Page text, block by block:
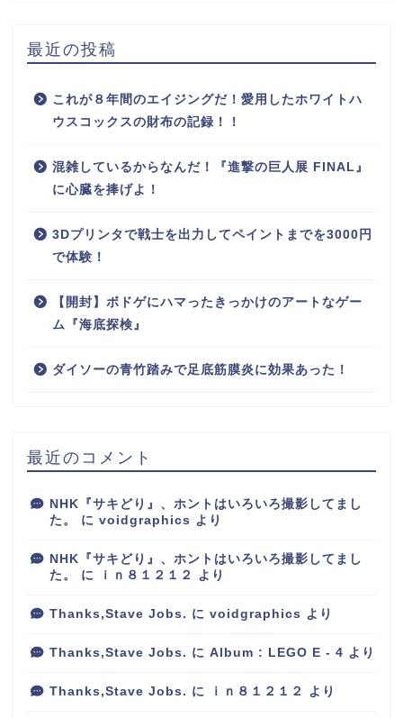
最近の投稿
これが８年間のエイジングだ！愛用したホワイトハ
ウスコックスの財布の記録！！
混雑しているからなんだ！『進撃の巨人展 FINAL』
に心臓を捧げよ！
3Dプリンタで戦士を出力してペイントまでを3000円
で体験！
【開封】ボドゲにハマったきっかけのアートなゲー
ム『海底探検』
ダイソーの青竹踏みで足底筋膜炎に効果あった！
最近のコメント
NHK『サキどり』、ホントはいろいろ撮影してまし
た。
に voidgraphics より
NHK『サキどり』、ホントはいろいろ撮影してまし
た。
に ｉｎ８１２１２ より
Thanks,Stave Jobs. に voidgraphics より
Thanks,Stave Jobs. に Album : LEGO E - 4 より
Thanks,Stave Jobs. に ｉｎ８１２１２ より